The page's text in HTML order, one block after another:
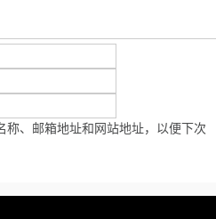
称、邮箱地址和网站地址，以便下次